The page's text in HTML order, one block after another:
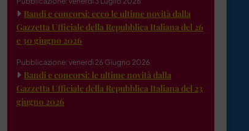
Bandi e concorsi: ecco le ultime novità dalla
Gazzetta Ufficiale della Repubblica Italiana del 26
e 30 giugno 2026
Pubblicazione: venerdì 26 Giugno 2026
Bandi e concorsi: le ultime novità dalla
Gazzetta Ufficiale della Repubblica Italiana del 23
giugno 2026